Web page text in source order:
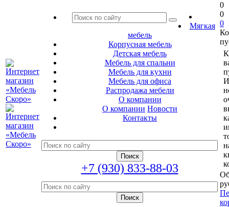
Мягкая
мебель
Корпусная мебель
Детская мебель
Мебель для спальни
Мебель для кухни
Мебель для офиса
Распродажа мебели
О компании
О компании Новости
Контакты
+7 (930) 833-88-03
0
0
0